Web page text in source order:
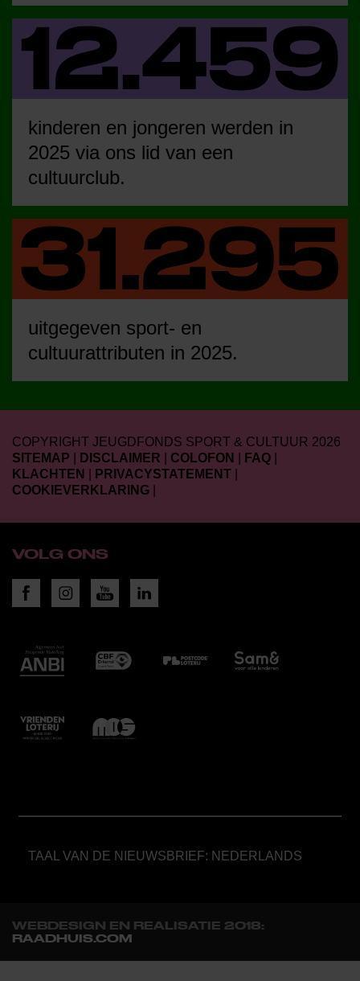
kinderen en jongeren werden in
2025 via ons lid van een
cultuurclub.
uitgegeven sport- en
cultuurattributen in 2025.
COPYRIGHT JEUGDFONDS SPORT & CULTUUR 2026
SITEMAP
DISCLAIMER COLOFON FAQ
KLACHTEN
PRIVACYSTATEMENT
COOKIEVERKLARING
VOLG ONS
TAAL VAN DE NIEUWSBRIEF: NEDERLANDS
WEBDESIGN EN REALISATIE 2018:
RAADHUIS.COM